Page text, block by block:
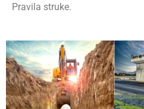
Pravila struke.